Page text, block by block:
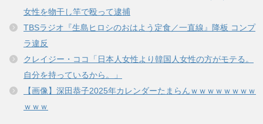
女性を物干し竿で殴って逮捕
TBSラジオ『生島ヒロシのおはよう定食／一直線』降板 コンプ
ラ違反
クレイジー・ココ「日本人女性より韓国人女性の方がモテる。
自分を持っているから。」
【画像】深田恭子2025年カレンダーたまらんｗｗｗｗｗｗｗｗ
ｗｗｗ